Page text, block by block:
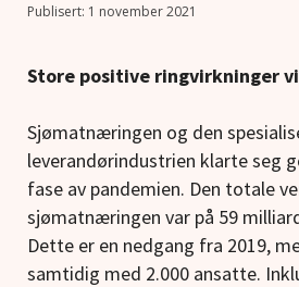
1 november 2021
Store positive ringvirkninger
Sjømatnæringen og den
leverandørindustrien klarte seg
fase av pandemien. Den totale
sjømatnæringen var på 59
Dette er en nedgang fra 2019,
samtidig med 2.000 ansatte.